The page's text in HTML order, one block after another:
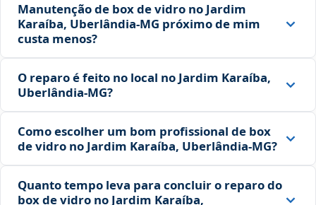
Manutenção de box de vidro no Jardim
Karaíba, Uberlândia‑MG próximo de mim
custa menos?
O reparo é feito no local no Jardim Karaíba,
Uberlândia‑MG?
Como escolher um bom profissional de box
de vidro no Jardim Karaíba, Uberlândia‑MG?
Quanto tempo leva para concluir o reparo do
box de vidro no Jardim Karaíba,